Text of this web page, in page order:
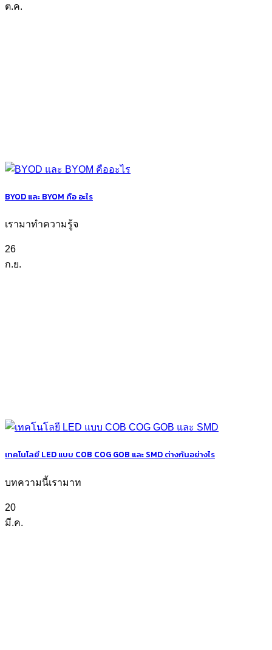
ต.ค.
BYOD และ BYOM คือ อะไร
เรามาทำความรู้จ
26
ก.ย.
เทคโนโลยี LED แบบ COB COG GOB และ SMD ต่างกันอย่างไร
บทความนี้เรามาท
20
มี.ค.